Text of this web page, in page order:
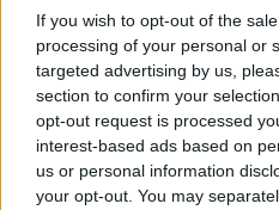
If you wish to opt-out of the
processing of your personal or
targeted advertising by us,
section to confirm your
opt-out request is processed
interest-based ads based on
us or personal information
your opt-out. You may
Hajnal azt cáfolta, hogy
lenne a franciaSaint-
azonban elismerte, hogy
keretben. Könnyen
esetleges Franck Boli-
csábítja) indíthatja el a
török sajtó már hetek óta